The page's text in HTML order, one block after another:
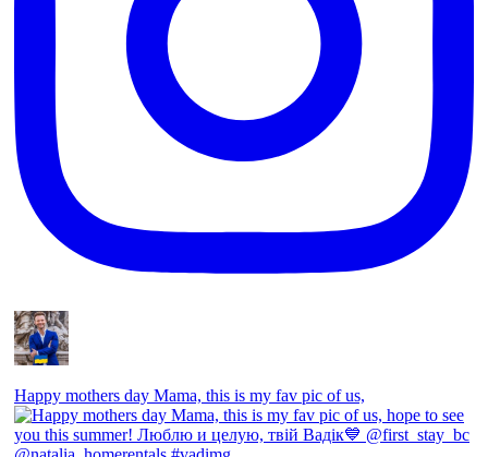
Happy mothers day Mama, this is my fav pic of us,